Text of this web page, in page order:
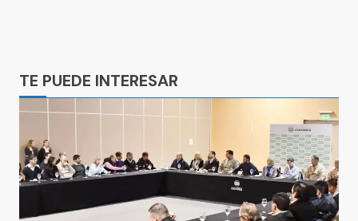
TE PUEDE INTERESAR